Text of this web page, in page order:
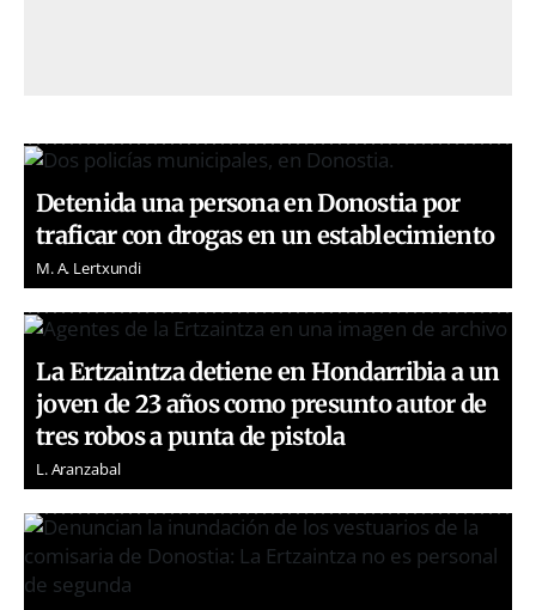
Detenida una persona en Donostia por
traficar con drogas en un establecimiento
M. A. Lertxundi
La Ertzaintza detiene en Hondarribia a un
joven de 23 años como presunto autor de
tres robos a punta de pistola
L. Aranzabal